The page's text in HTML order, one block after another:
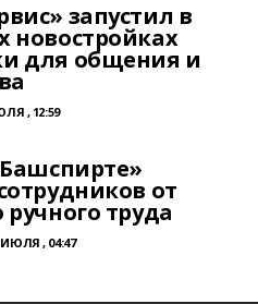
запустил в
новостройках
для общения и
, 12:59
от
труда
ИЮЛЯ , 04:47